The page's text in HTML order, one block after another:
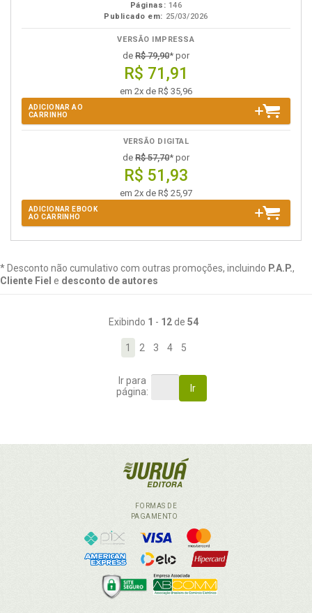
Páginas: 146
Publicado em: 25/03/2026
VERSÃO IMPRESSA
de R$ 79,90* por
R$ 71,91
em 2x de R$ 35,96
ADICIONAR AO
CARRINHO
VERSÃO DIGITAL
de R$ 57,70* por
R$ 51,93
em 2x de R$ 25,97
ADICIONAR EBOOK
AO CARRINHO
* Desconto não cumulativo com outras promoções, incluindo P.A.P.,
Cliente Fiel e desconto de autores
Exibindo 1 - 12de 54
1 2 3 4 5
Ir para
página:
Ir
FORMAS DE
PAGAMENTO